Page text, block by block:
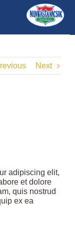
Next
adipiscing elit,
et dolore
quis nostrud
ex ea